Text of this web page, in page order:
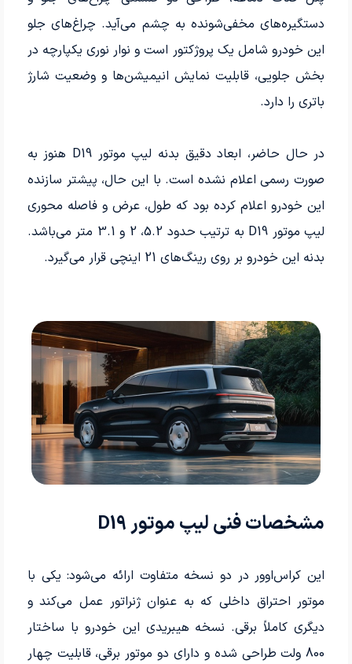
دستگیره‌های مخفی‌شونده به چشم می‌آید. چراغ‌های جلو
این خودرو شامل یک پروژکتور است و نوار نوری یکپارچه در
بخش جلویی، قابلیت نمایش انیمیشن‌ها و وضعیت شارژ
باتری را دارد.
در حال حاضر، ابعاد دقیق بدنه لیپ موتور D19 هنوز به
صورت رسمی اعلام نشده است. با این حال، پیشتر سازنده
این خودرو اعلام کرده بود که طول، عرض و فاصله محوری
لیپ موتور D19 به ترتیب حدود 5.2، 2 و 3.1 متر می‌باشد.
بدنه این خودرو بر روی رینگ‌های 21 اینچی قرار می‌گیرد.
مشخصات فنی لیپ موتور D19
این کراس‌اوور در دو نسخه متفاوت ارائه می‌شود: یکی با
موتور احتراق داخلی که به عنوان ژنراتور عمل می‌کند و
دیگری کاملاً برقی. نسخه هیبریدی این خودرو با ساختار
800 ولت طراحی شده و دارای دو موتور برقی، قابلیت چهار